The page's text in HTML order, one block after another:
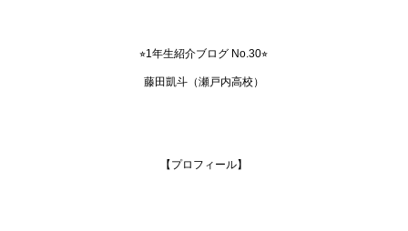
⭐︎1年生紹介ブログ No.30⭐︎
藤田凱斗（瀬戸内高校）
【プロフィール】